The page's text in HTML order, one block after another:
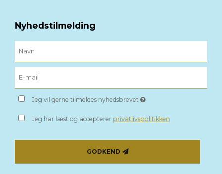
Nyhedstilmelding
Jeg vil gerne tilmeldes nyhedsbrevet
Jeg har læst og accepterer privatlivspolitikken
GODKEND